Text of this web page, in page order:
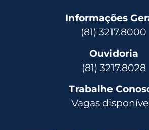
Informações
(81) 3217.8000
Ouvidoria
(81) 3217.8028
Trabalhe
Vagas